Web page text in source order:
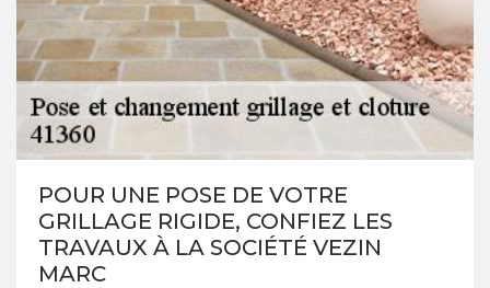
POUR UNE POSE DE VOTRE
GRILLAGE RIGIDE, CONFIEZ LES
TRAVAUX À LA SOCIÉTÉ VEZIN
MARC